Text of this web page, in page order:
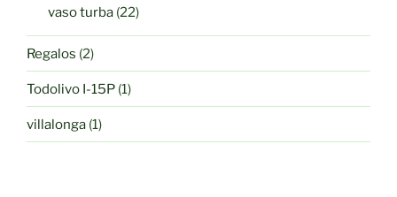
vaso turba 2222
productos
Regalos 22
productos
Todolivo I-15P 11
producto
villalonga 11
producto